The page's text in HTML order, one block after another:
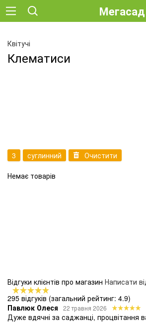
Мегасад
Квітучі
Клематиси
3 суглинний Очистити
Немає товарів
Відгуки клієнтів про магазин Написати
295 відгуків (загальний рейтинг: 4.9)
Павлюк Олеся
22 травня 2026
Дуже вдячні за саджанці, процвітання